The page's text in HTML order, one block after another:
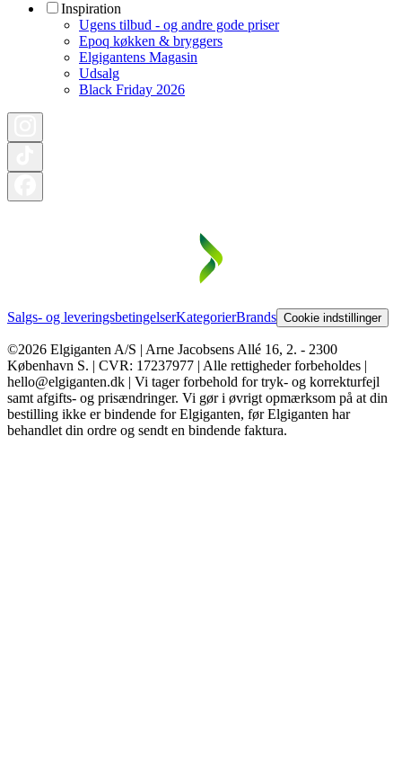
Inspiration
Ugens tilbud - og andre gode priser
Epoq køkken & bryggers
Elgigantens Magasin
Udsalg
Black Friday 2026
Salgs- og leveringsbetingelserKategorierBrands Cookie indstillinger
©2026 Elgiganten A/S | Arne Jacobsens Allé 16, 2. - 2300
København S. | CVR: 17237977 | Alle rettigheder forbeholdes |
hello@elgiganten.dk | Vi tager forbehold for tryk- og korrekturfejl
samt afgifts- og prisændringer. Vi gør i øvrigt opmærksom på at din
bestilling ikke er bindende for Elgiganten, før Elgiganten har
behandlet din ordre og sendt en bindende faktura.